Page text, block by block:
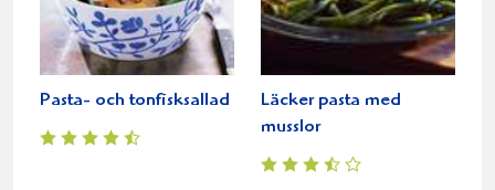
Pasta- och tonfisksallad
Läcker pasta med
musslor